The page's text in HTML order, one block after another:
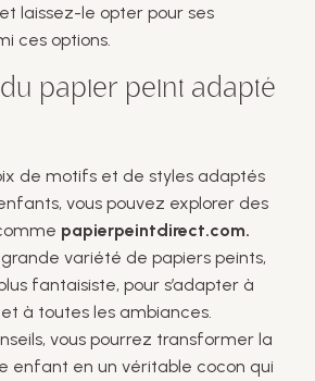
laissez-le opter pour ses
ces options.
papier peint adapté
de motifs et de styles adaptés
vous pouvez explorer des
papierpeintdirect.com.
variété de papiers peints,
fantaisiste, pour s’adapter à
à toutes les ambiances.
vous pourrez transformer la
enfant en un véritable cocon qui